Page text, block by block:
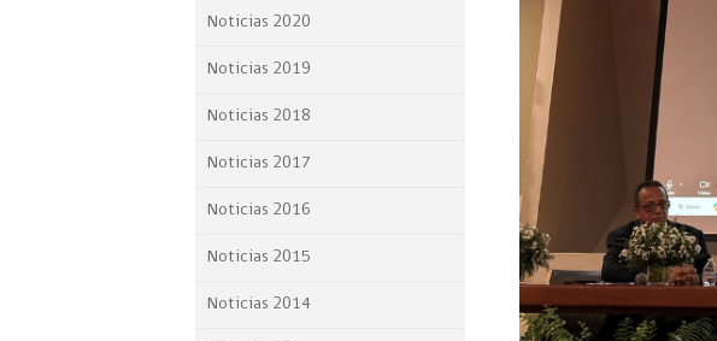
Sé parte de nuestro equipoDatos Abiertos
API de Mercado Público
Ciberseguridad
Emergencias
Noticias 2020
Noticias 2019
Noticias 2018
Noticias 2017
Noticias 2016
Noticias 2015
Noticias 2014